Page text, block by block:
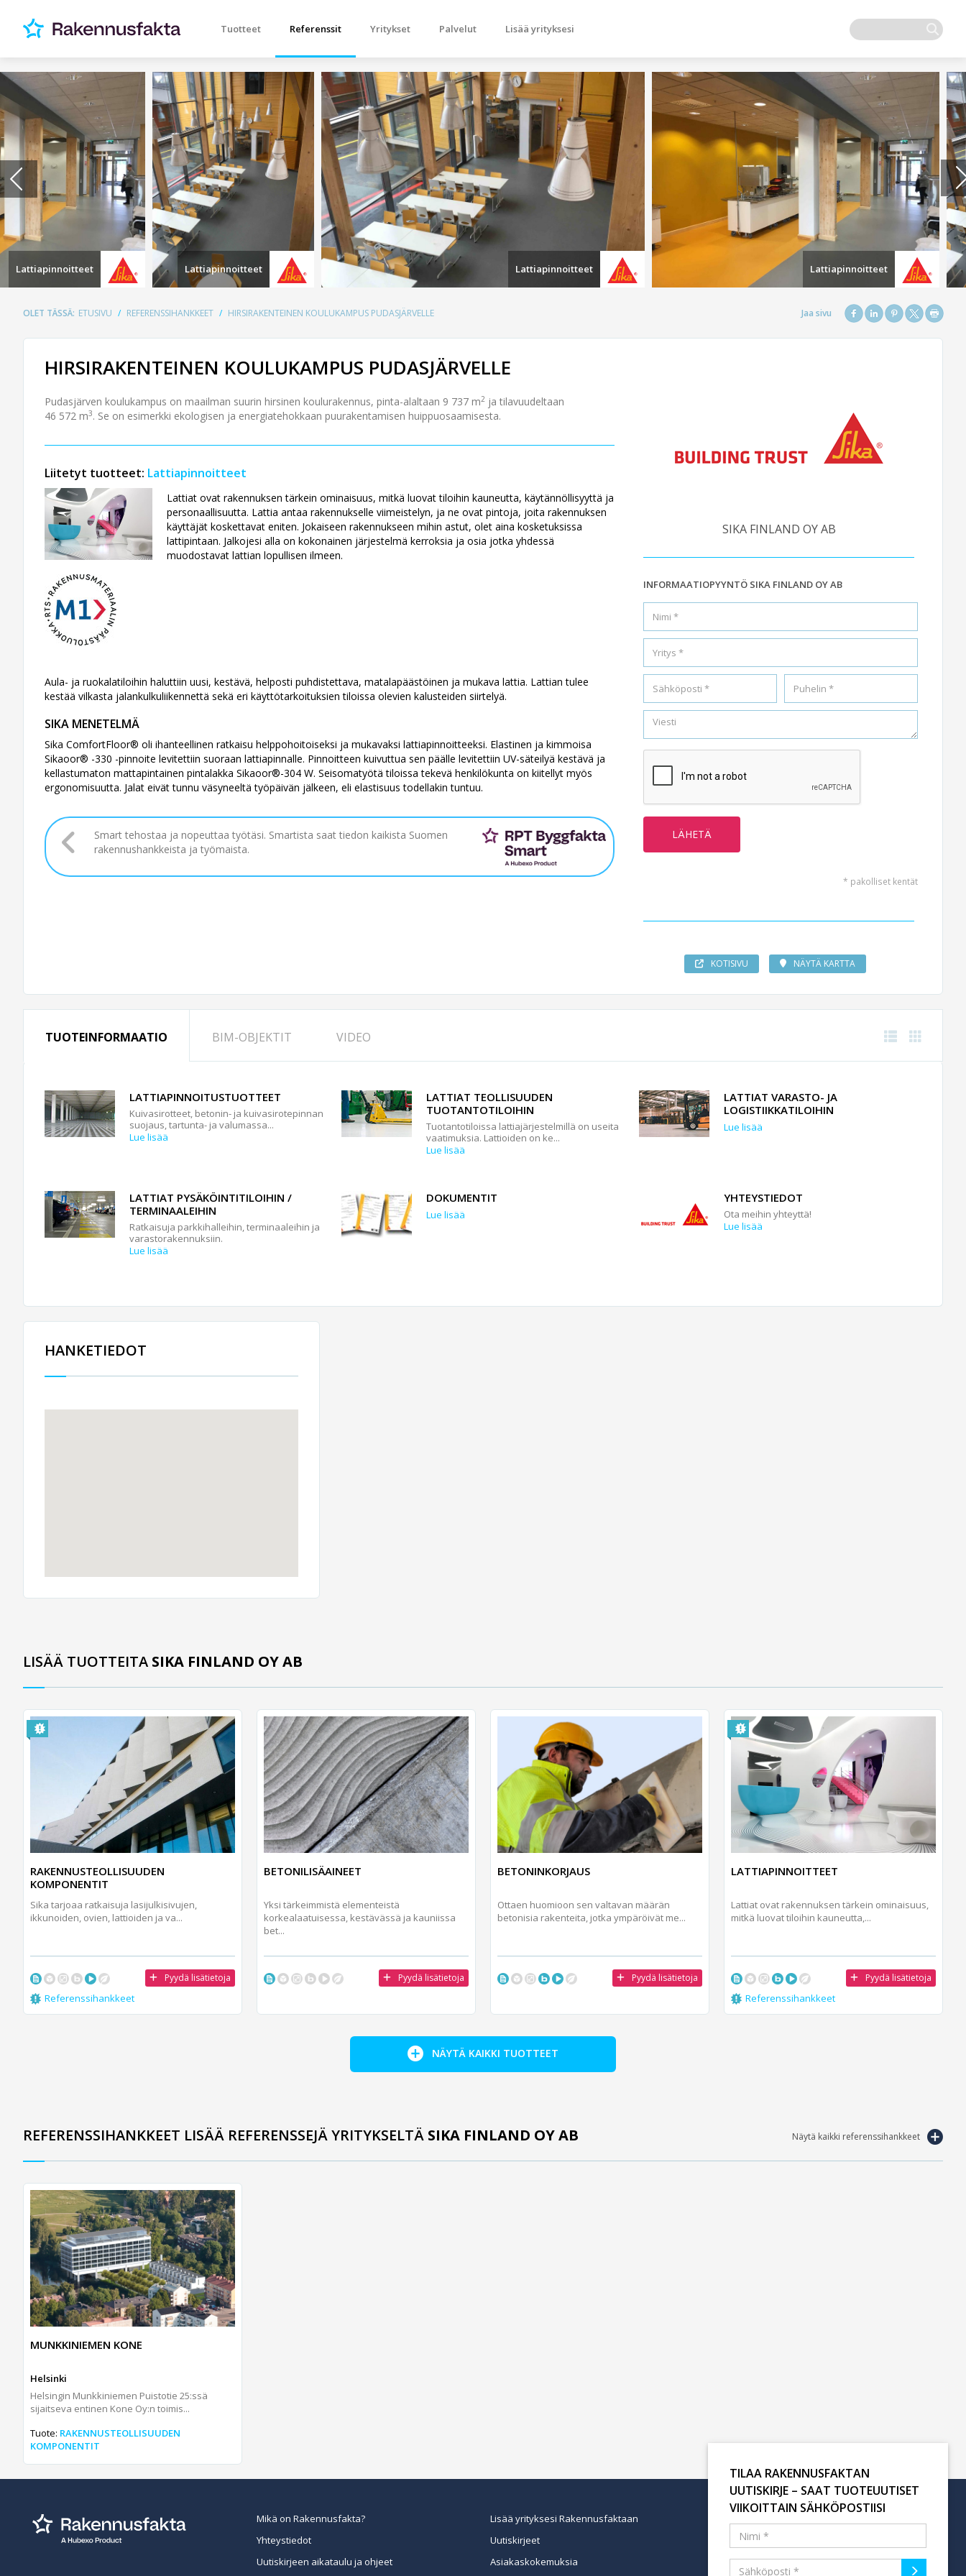
Tuotteet Referenssit Yritykset Palvelut Lisää yrityksesi
Lattiapinnoitteet Lattiapinnoitteet Lattiapinnoitteet Lattiapinnoitteet
OLET TÄSSÄ: ETUSIVU REFERENSSIHANKKEET HIRSIRAKENTEINEN KOULUKAMPUS PUDASJÄRVELLE
HIRSIRAKENTEINEN KOULUKAMPUS PUDASJÄRVELLE
Pudasjärven koulukampus on maailman suurin hirsinen koulurakennus, pinta-alaltaan 9 737 m2 ja tilavuudeltaan
46 572 m3. Se on esimerkki ekologisen ja energiatehokkaan puurakentamisen huippuosaamisesta.
Liitetyt tuotteet: Lattiapinnoitteet
Lattiat ovat rakennuksen tärkein ominaisuus, mitkä luovat tiloihin kauneutta, käytännöllisyyttä ja
personaallisuutta. Lattia antaa rakennukselle viimeistelyn, ja ne ovat pintoja, joita rakennuksen
käyttäjät koskettavat eniten. Jokaiseen rakennukseen mihin astut, olet aina kosketuksissa
lattipintaan. Jalkojesi alla on kokonainen järjestelmä kerroksia ja osia jotka yhdessä
muodostavat lattian lopullisen ilmeen.
Aula- ja ruokalatiloihin haluttiin uusi, kestävä, helposti puhdistettava, matalapäästöinen ja mukava lattia. Lattian tulee
kestää vilkasta jalankulkuliikennettä sekä eri käyttötarkoituksien tiloissa olevien kalusteiden siirtelyä.
SIKA MENETELMÄ
Sika ComfortFloor® oli ihanteellinen ratkaisu helppohoitoiseksi ja mukavaksi lattiapinnoitteeksi. Elastinen ja kimmoisa
Sikafloor® -330 -pinnoite levitettiin suoraan lattiapinnalle. Pinnoitteen kuivuttua sen päälle levitettiin UV-säteilyä kestävä ja
kellastumaton mattapintainen pintalakka Sikafloor®-304 W. Seisomatyötä tiloissa tekevä henkilökunta on kiitellyt myös
ergonomisuutta. Jalat eivät tunnu väsyneeltä työpäivän jälkeen, eli elastisuus todellakin tuntuu.
Smart tehostaa ja nopeuttaa työtäsi. Smartista saat tiedon kaikista Suomen
rakennushankkeista ja työmaista.
SIKA FINLAND OY AB
INFORMAATIOPYYNTÖ SIKA FINLAND OY AB
* pakolliset kentät
KOTISIVU NÄYTÄ KARTTA
TUOTEINFORMAATIO BIM-OBJEKTIT VIDEO
LATTIAPINNOITUSTUOTTEET
Kuivasirotteet, betonin- ja kuivasirotepinnan
suojaus, tartunta- ja valumassa...
Lue lisää
LATTIAT TEOLLISUUDEN
TUOTANTOTILOIHIN
Tuotantotiloissa lattiajärjestelmillä on useita
vaatimuksia. Lattioiden on ke...
Lue lisää
LATTIAT VARASTO- JA
LOGISTIIKKATILOIHIN
Lue lisää
LATTIAT PYSÄKÖINTITILOIHIN /
TERMINAALEIHIN
Ratkaisuja parkkihalleihin, terminaaleihin ja
varastorakennuksiin.
Lue lisää
DOKUMENTIT
Lue lisää
YHTEYSTIEDOT
Ota meihin yhteyttä!
Lue lisää
HANKETIEDOT
LISÄÄ TUOTTEITA SIKA FINLAND OY AB
RAKENNUSTEOLLISUUDEN
KOMPONENTIT
Sika tarjoaa ratkaisuja lasijulkisivujen,
ikkunoiden, ovien, lattioiden ja va...
Pyydä lisätietoja
Referenssihankkeet
BETONILISÄAINEET
Yksi tärkeimmistä elementeistä
korkealaatuisessa, kestävässä ja kauniissa
bet...
Pyydä lisätietoja
BETONINKORJAUS
Ottaen huomioon sen valtavan määrän
betonisia rakenteita, jotka ympäröivät me...
Pyydä lisätietoja
LATTIAPINNOITTEET
Lattiat ovat rakennuksen tärkein ominaisuus,
mitkä luovat tiloihin kauneutta,...
Pyydä lisätietoja
Referenssihankkeet
NÄYTÄ KAIKKI TUOTTEET
Näytä kaikki referenssihankkeet
REFERENSSIHANKKEET LISÄÄ REFERENSSEJÄ YRITYKSELTÄ SIKA FINLAND OY AB
MUNKKINIEMEN KONE
Helsinki
Helsingin Munkkiniemen Puistotie 25:ssä
sijaitseva entinen Kone Oy:n toimis...
Tuote: RAKENNUSTEOLLISUUDEN
KOMPONENTIT
Mikä on Rakennusfakta?
Yhteystiedot
Uutiskirjeen aikataulu ja ohjeet
Lisää yrityksesi Rakennusfaktaan
Uutiskirjeet
Asiakaskokemuksia
TILAA RAKENNUSFAKTAN
UUTISKIRJE – SAAT TUOTEUUTISET
VIIKOITTAIN SÄHKÖPOSTIISI